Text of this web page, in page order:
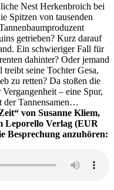
Nest Herkenbroich bei
Spitzen von tausenden
getrieben? Kurz darauf
Ein schwieriger Fall für
dahinter? Oder jemand
treibt seine Tochter Gesa,
zu retten? Da stoßen die
– eine Spur,
der Tannensamen…
von Susanne Kliem,
Leporello Verlag (EUR
Besprechung anzuhören: